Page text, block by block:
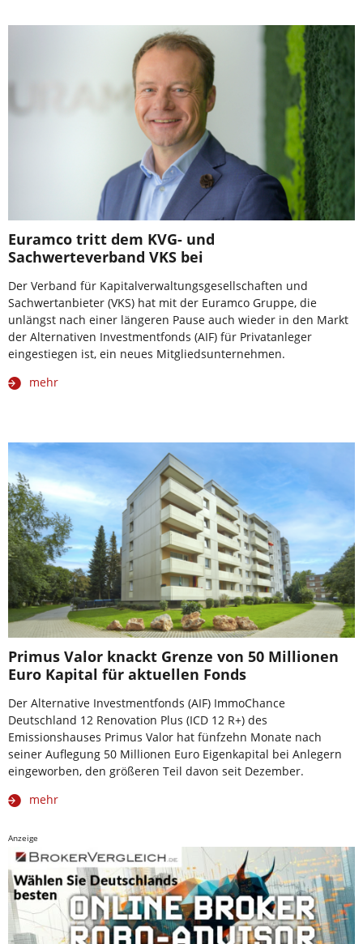
Euramco tritt dem KVG- und
Sachwerteverband VKS bei
Der Verband für Kapitalverwaltungsgesellschaften und
Sachwertanbieter (VKS) hat mit der Euramco Gruppe, die
unlängst nach einer längeren Pause auch wieder in den Markt
der Alternativen Investmentfonds (AIF) für Privatanleger
eingestiegen ist, ein neues Mitgliedsunternehmen.
mehr
Primus Valor knackt Grenze von 50 Millionen
Euro Kapital für aktuellen Fonds
Der Alternative Investmentfonds (AIF) ImmoChance
Deutschland 12 Renovation Plus (ICD 12 R+) des
Emissionshauses Primus Valor hat fünfzehn Monate nach
seiner Auflegung 50 Millionen Euro Eigenkapital bei Anlegern
eingeworben, den größeren Teil davon seit Dezember.
mehr
Anzeige